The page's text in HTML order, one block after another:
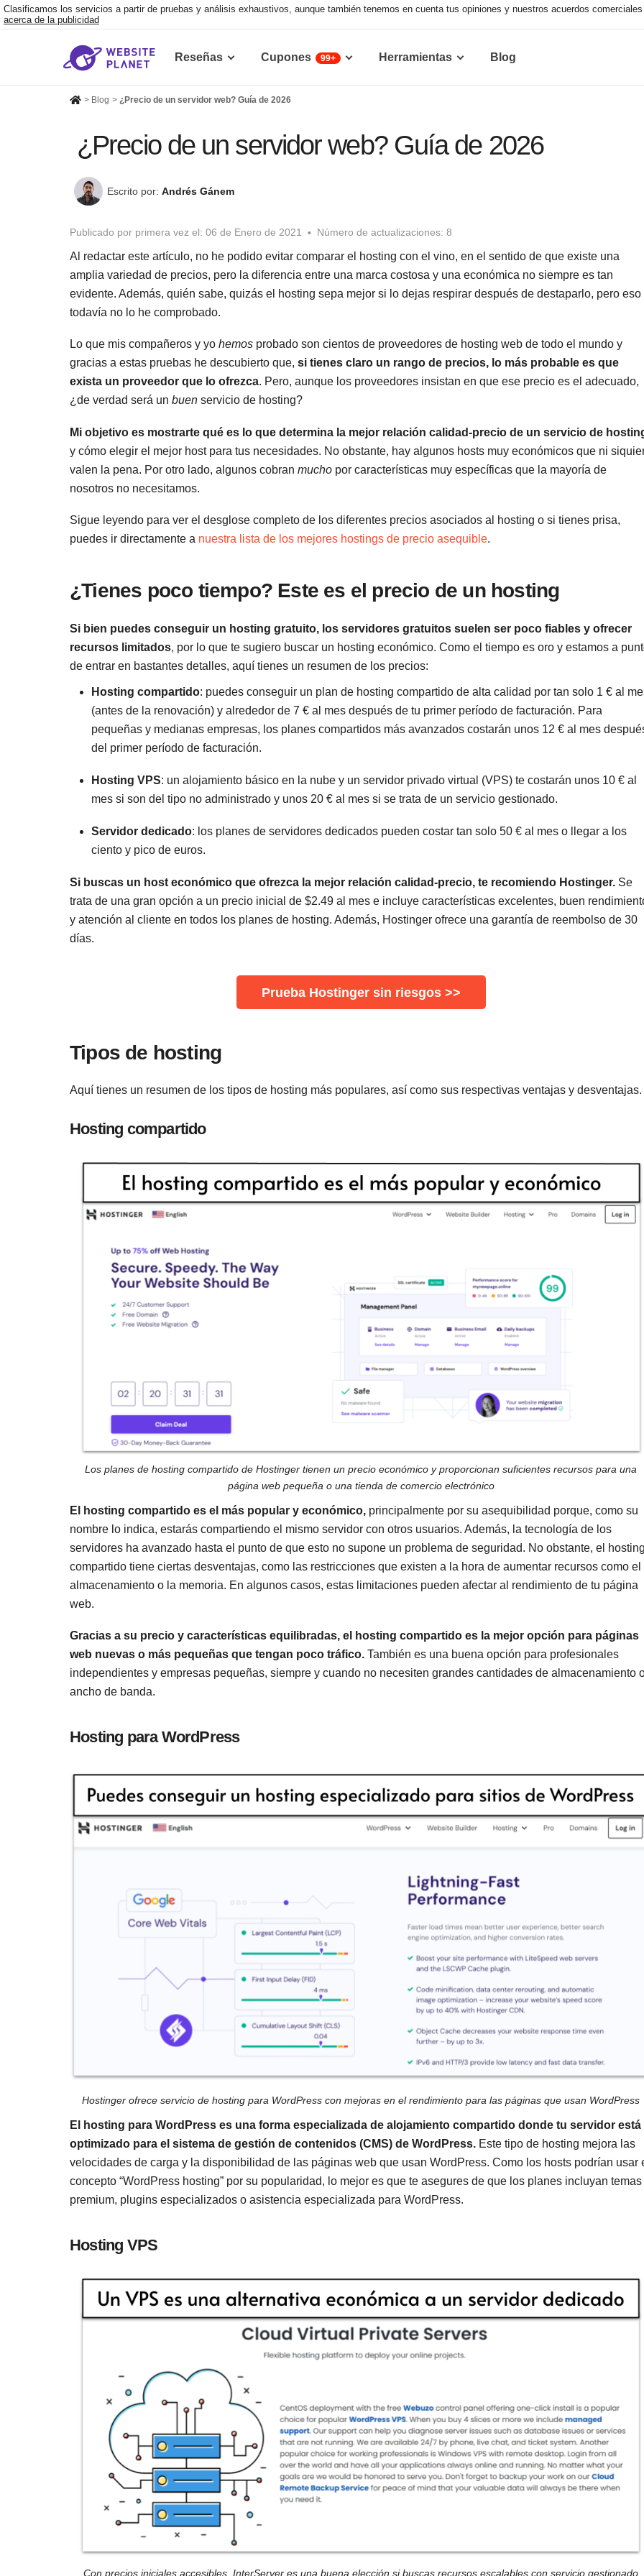
Clasificamos los servicios a partir de pruebas y análisis exhaustivos, aunque también tenemos en cuenta tus opiniones y nuestros acuerdos
acerca de la publicidad
Reseñas Cupones 99+ Herramientas Blog
> Blog > ¿Precio de un servidor web? Guía de 2026
¿Precio de un servidor web? Guía de 2026
Escrito por: Andrés Gánem
Publicado por primera vez el: 06 de Enero de 2021 Número de actualizaciones: 8
Al redactar este artículo, no he podido evitar comparar el hosting con el vino, en el sentido de que existe una
amplia variedad de precios, pero la diferencia entre una marca costosa y una económica no siempre es tan
evidente. Además, quién sabe, quizás el hosting sepa mejor si lo dejas respirar después de destaparlo, pero eso
todavía no lo he comprobado.
Lo que mis compañeros y yo hemos probado son cientos de proveedores de hosting web de todo el mundo y
gracias a estas pruebas he descubierto que, si tienes claro un rango de precios, lo más probable es que
exista un proveedor que lo ofrezca. Pero, aunque los proveedores insistan en que ese precio es el adecuado,
¿de verdad será un buen servicio de hosting?
Mi objetivo es mostrarte qué es lo que determina la mejor relación calidad-precio de un servicio de
y cómo elegir el mejor host para tus necesidades. No obstante, hay algunos hosts muy económicos que ni
valen la pena. Por otro lado, algunos cobran mucho por características muy específicas que la mayoría de
nosotros no necesitamos.
Sigue leyendo para ver el desglose completo de los diferentes precios asociados al hosting o si tienes prisa,
puedes ir directamente a nuestra lista de los mejores hostings de precio asequible.
¿Tienes poco tiempo? Este es el precio de un hosting
Si bien puedes conseguir un hosting gratuito, los servidores gratuitos suelen ser poco fiables y ofrecer
recursos limitados, por lo que te sugiero buscar un hosting económico. Como el tiempo es oro y estamos a
de entrar en bastantes detalles, aquí tienes un resumen de los precios:
Hosting compartido: puedes conseguir un plan de hosting compartido de alta calidad por tan solo 1 € al
(antes de la renovación) y alrededor de 7 € al mes después de tu primer período de facturación. Para
pequeñas y medianas empresas, los planes compartidos más avanzados costarán unos 12 € al mes
del primer período de facturación.
Hosting VPS: un alojamiento básico en la nube y un servidor privado virtual (VPS) te costarán unos 10 € al
mes si son del tipo no administrado y unos 20 € al mes si se trata de un servicio gestionado.
Servidor dedicado: los planes de servidores dedicados pueden costar tan solo 50 € al mes o llegar a los
ciento y pico de euros.
Si buscas un host económico que ofrezca la mejor relación calidad-precio, te recomiendo Hostinger. Se
trata de una gran opción a un precio inicial de $2.49 al mes e incluye características excelentes, buen
y atención al cliente en todos los planes de hosting. Además, Hostinger ofrece una garantía de reembolso de 30
días.
Prueba Hostinger sin riesgos >>
Tipos de hosting
Aquí tienes un resumen de los tipos de hosting más populares, así como sus respectivas ventajas y desventajas.
Hosting compartido
Los planes de hosting compartido de Hostinger tienen un precio económico y proporcionan suficientes recursos para una
página web pequeña o una tienda de comercio electrónico
El hosting compartido es el más popular y económico, principalmente por su asequibilidad porque, como su
nombre lo indica, estarás compartiendo el mismo servidor con otros usuarios. Además, la tecnología de los
servidores ha avanzado hasta el punto de que esto no supone un problema de seguridad. No obstante, el
compartido tiene ciertas desventajas, como las restricciones que existen a la hora de aumentar recursos como el
almacenamiento o la memoria. En algunos casos, estas limitaciones pueden afectar al rendimiento de tu página
web.
Gracias a su precio y características equilibradas, el hosting compartido es la mejor opción para páginas
web nuevas o más pequeñas que tengan poco tráfico. También es una buena opción para profesionales
independientes y empresas pequeñas, siempre y cuando no necesiten grandes cantidades de almacenamiento
ancho de banda.
Hosting para WordPress
Hostinger ofrece servicio de hosting para WordPress con mejoras en el rendimiento para las páginas que usan WordPress
El hosting para WordPress es una forma especializada de alojamiento compartido donde tu servidor está
optimizado para el sistema de gestión de contenidos (CMS) de WordPress. Este tipo de hosting mejora las
velocidades de carga y la disponibilidad de las páginas web que usan WordPress. Como los hosts podrían usar
concepto “WordPress hosting” por su popularidad, lo mejor es que te asegures de que los planes incluyan temas
premium, plugins especializados o asistencia especializada para WordPress.
Hosting VPS
Con precios iniciales accesibles, InterServer es una buena elección si buscas recursos escalables con servicio gestionado